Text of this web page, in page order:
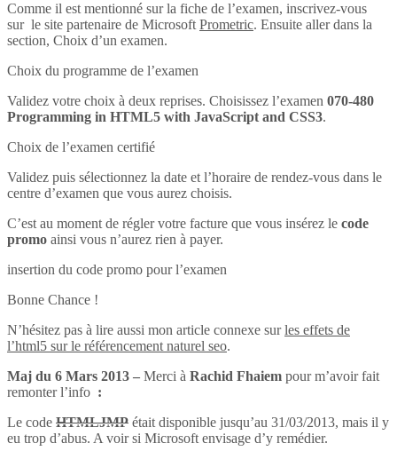
Comme il est mentionné sur la fiche de l’examen, inscrivez-vous
sur le site partenaire de Microsoft Prometric. Ensuite aller dans la
section, Choix d’un examen.
Choix du programme de l’examen
Validez votre choix à deux reprises. Choisissez l’examen 070-480
Programming in HTML5 with JavaScript and CSS3.
Choix de l’examen certifié
Validez puis sélectionnez la date et l’horaire de rendez-vous dans le
centre d’examen que vous aurez choisis.
C’est au moment de régler votre facture que vous insérez le code
promo ainsi vous n’aurez rien à payer.
insertion du code promo pour l’examen
Bonne Chance !
N’hésitez pas à lire aussi mon article connexe surles effets de
l’html5 sur le référencement naturel seo.
Maj du 6 Mars 2013 – Merci à Rachid Fhaiem pour m’avoir fait
remonter l’info :
Le code HTMLJMP était disponible jusqu’au 31/03/2013, mais il y
eu trop d’abus. A voir si Microsoft envisage d’y remédier.